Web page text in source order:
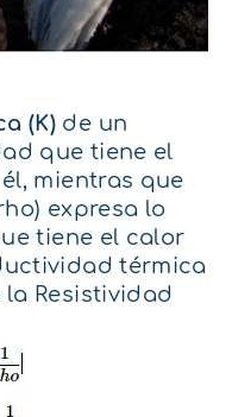
(K) de un
que tiene el
mientras que
expresa lo
tiene el calor
térmica
Resistividad